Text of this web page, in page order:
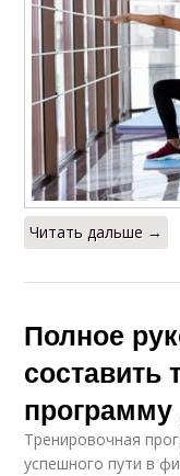
Читать дальше →
Полное
составить
Тренировочная
успешного пути в